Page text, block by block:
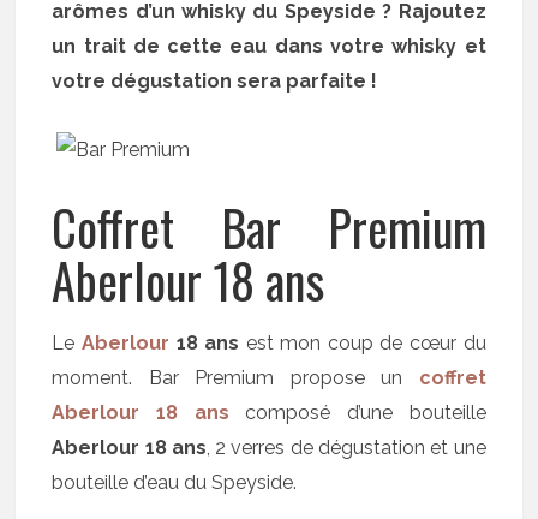
arômes d’un whisky du Speyside ? Rajoutez
un trait de cette eau dans votre whisky et
votre dégustation sera parfaite !
Coffret Bar Premium
Aberlour 18 ans
LeAberlour 18 ans est mon coup de cœur du
moment. Bar Premium propose un coffret
Aberlour 18 ans composé d’une bouteille
Aberlour 18 ans, 2 verres de dégustation et une
bouteille d’eau du Speyside.